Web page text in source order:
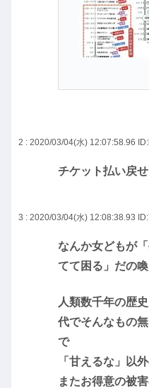
2 : 2020/03/04(水) 12:07:58.96
チケット払い戻せ
3 : 2020/03/04(水) 12:08:38.93
なんか女どもが
てて困る」だの
人類数千年の歴
代でそんなもの
で
「甘えるな」以
またお得意の被